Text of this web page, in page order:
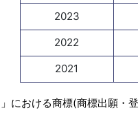
2023
2022
2021
における商標(商標出願・